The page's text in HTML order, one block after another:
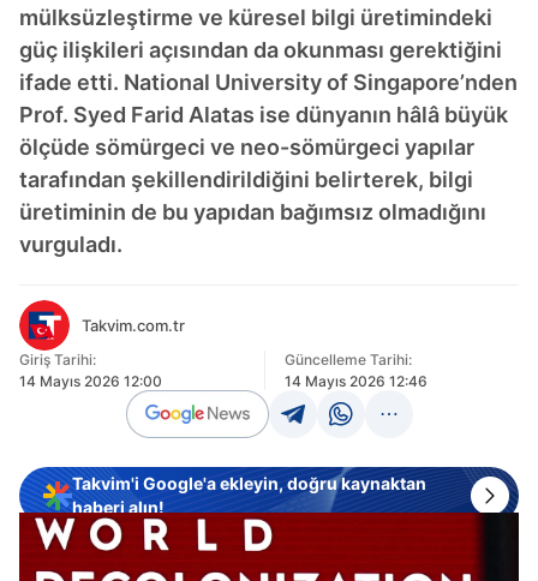
mülksüzleştirme ve küresel bilgi üretimindeki
güç ilişkileri açısından da okunması gerektiğini
ifade etti. National University of Singapore’nden
Prof. Syed Farid Alatas ise dünyanın hâlâ büyük
ölçüde sömürgeci ve neo-sömürgeci yapılar
tarafından şekillendirildiğini belirterek, bilgi
üretiminin de bu yapıdan bağımsız olmadığını
vurguladı.
Takvim.com.tr
Giriş Tarihi:
14 Mayıs 2026 12:00
Güncelleme Tarihi:
14 Mayıs 2026 12:46
Takvim'i Google'a ekleyin, doğru kaynaktan
haberi alın!